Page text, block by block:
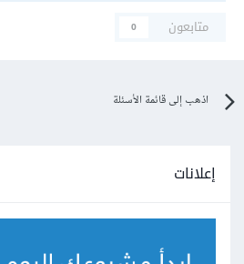
متابعون
0
اذهب إلى قائمة الأسئلة
إعلانات